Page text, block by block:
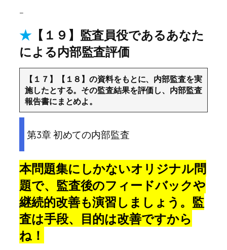
–
★【１９】監査員役であるあなた
による内部監査評価
【１７】【１８】の資料をもとに、内部監査を実
施したとする。その監査結果を評価し、内部監査
報告書にまとめよ。
第3章 初めての内部監査
本問題集にしかないオリジナル問
題で、監査後のフィードバックや
継続的改善も演習しましょう。監
査は手段、目的は改善ですから
ね！